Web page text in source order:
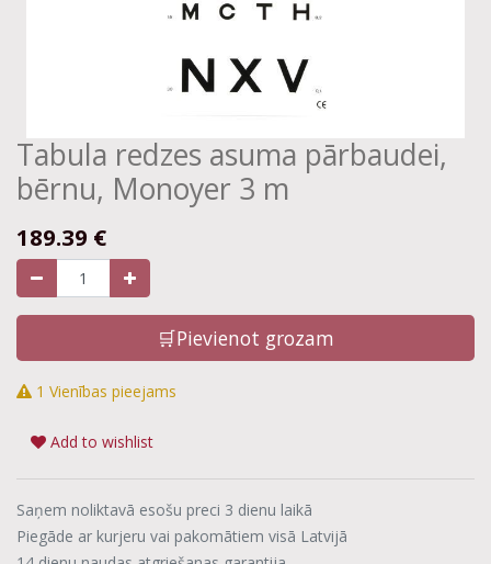
Tabula redzes asuma pārbaudei,
bērnu, Monoyer 3 m
189.39 €
🛒Pievienot grozam
1 Vienības pieejams
Add to wishlist
Saņem noliktavā esošu preci 3 dienu laikā
Piegāde ar kurjeru vai pakomātiem visā Latvijā